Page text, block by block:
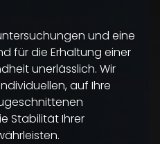
und eine
für die Erhaltung einer
unerlässlich. Wir
auf Ihre
Stabilität Ihrer